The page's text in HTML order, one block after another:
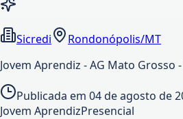
Sicredi
Rondonópolis/MT
Jovem Aprendiz - AG Mato Grosso
Publicada em 04 de agosto de
Jovem AprendizPresencial